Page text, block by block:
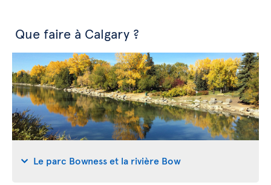
Que faire à Calgary ?
Le parc Bowness et la rivière Bow